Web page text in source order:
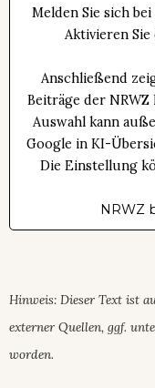
Melden Sie sich
Aktivieren Sie
Anschließend
Beiträge der NRWZ
Auswahl kann
Google in KI-
Die Einstellung
NRWZ
Hinweis: Dieser Text ist
externer Quellen, ggf.
worden.